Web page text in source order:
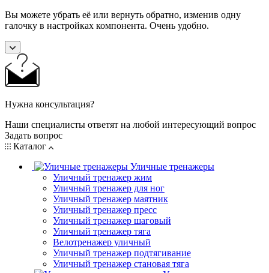
Вы можете убрать её или вернуть обратно, изменив одну
галочку в настройках компонента. Очень удобно.
Нужна консультация?
Наши специалисты ответят на любой интересующий вопрос
Задать вопрос
Каталог
Уличные тренажеры
Уличный тренажер жим
Уличный тренажер для ног
Уличный тренажер маятник
Уличный тренажер пресс
Уличный тренажер шаговый
Уличный тренажер тяга
Велотренажер уличный
Уличный тренажер подтягивание
Уличный тренажер становая тяга